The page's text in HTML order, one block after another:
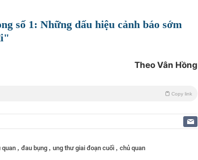
số 1: Những dấu hiệu cảnh báo sớm
Theo Vân Hồng
Copy link
quan , đau bụng , ung thư giai đoạn cuối , chủ quan